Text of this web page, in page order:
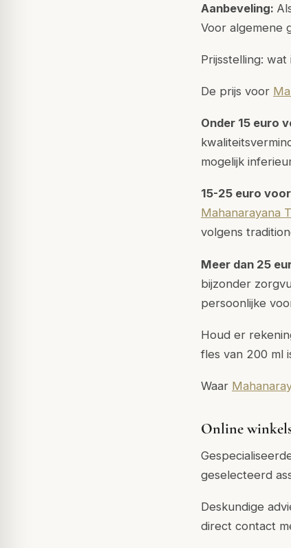
Aanbeveling:
Voor algemene
Prijsstelling: wat
De prijs voor
Onder 15 euro
mogelijk
15-25 euro
Mahanarayana
volgens
Meer dan 25
bijzonder
persoonlijke
Houd er
fles van 200 ml
Waar
Online
geselecteerd
Deskundige
direct contact